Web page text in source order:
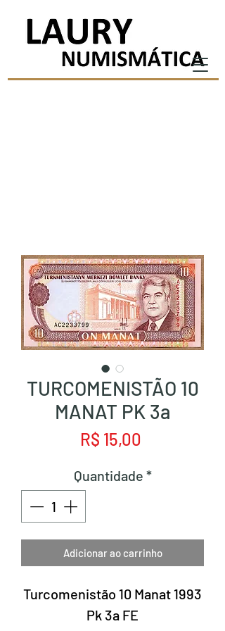
TURCOMENISTÃO 10
MANAT PK 3a
R$ 15,00
Quantidade *
Adicionar ao carrinho
Turcomenistão 10 Manat 1993
Pk 3a FE